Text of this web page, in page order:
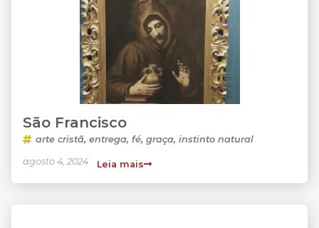
São Francisco
arte cristã, entrega, fé, graça, instinto natural
agosto 4, 2024 Leia mais